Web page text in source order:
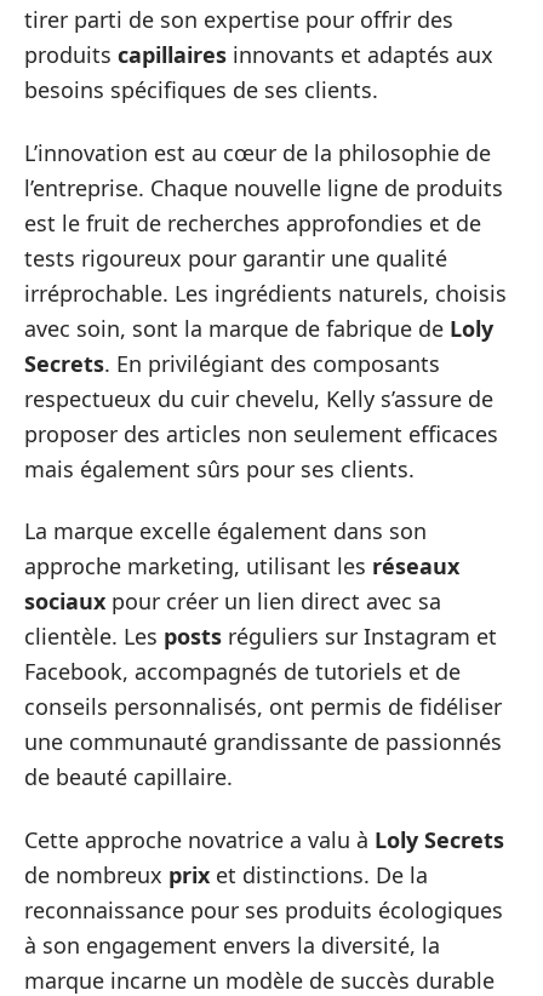
tirer parti de son expertise pour offrir des
produits capillaires innovants et adaptés aux
besoins spécifiques de ses clients.
L’innovation est au cœur de la philosophie de
l’entreprise. Chaque nouvelle ligne de produits
est le fruit de recherches approfondies et de
tests rigoureux pour garantir une qualité
irréprochable. Les ingrédients naturels, choisis
avec soin, sont la marque de fabrique de Loly
Secrets. En privilégiant des composants
respectueux du cuir chevelu, Kelly s’assure de
proposer des articles non seulement efficaces
mais également sûrs pour ses clients.
La marque excelle également dans son
approche marketing, utilisant les réseaux
sociaux pour créer un lien direct avec sa
clientèle. Les posts réguliers sur Instagram et
Facebook, accompagnés de tutoriels et de
conseils personnalisés, ont permis de fidéliser
une communauté grandissante de passionnés
de beauté capillaire.
Cette approche novatrice a valu à Loly Secrets
de nombreux prix et distinctions. De la
reconnaissance pour ses produits écologiques
à son engagement envers la diversité, la
marque incarne un modèle de succès durable